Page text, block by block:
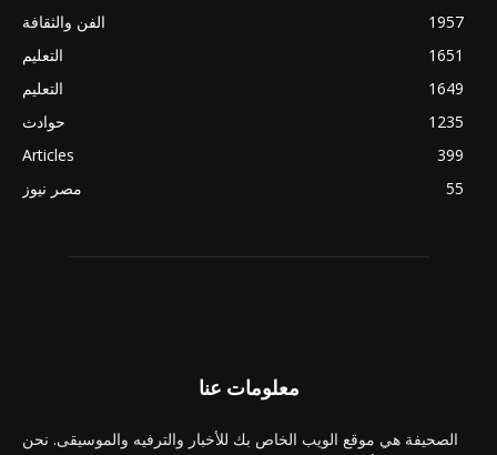
الفن والثقافة
1957
التعليم
1651
التعليم
1649
حوادث
1235
Articles
399
مصر نيوز
55
معلومات عنا
الصحيفة هي موقع الويب الخاص بك للأخبار والترفيه والموسيقى. نحن